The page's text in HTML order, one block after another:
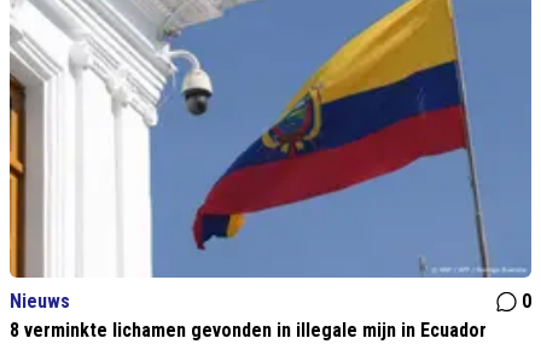
Nieuws
0
8 verminkte lichamen gevonden in illegale mijn in Ecuador